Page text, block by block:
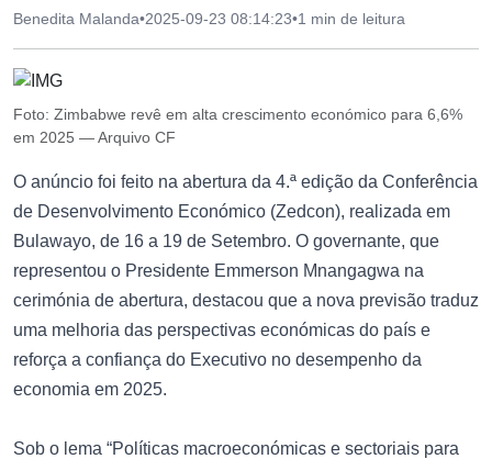
Benedita Malanda•2025-09-23 08:14:23•1 min de leitura
Foto: Zimbabwe revê em alta crescimento económico para 6,6%
em 2025 — Arquivo CF
O anúncio foi feito na abertura da 4.ª edição da Conferência
de Desenvolvimento Económico (Zedcon), realizada em
Bulawayo, de 16 a 19 de Setembro. O governante, que
representou o Presidente Emmerson Mnangagwa na
cerimónia de abertura, destacou que a nova previsão traduz
uma melhoria das perspectivas económicas do país e
reforça a confiança do Executivo no desempenho da
economia em 2025.
Sob o lema “Políticas macroeconómicas e sectoriais para